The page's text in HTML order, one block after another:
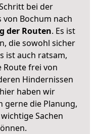
bei der
Bochum nach
der Routen. Es ist
die sowohl sicher
ist auch ratsam,
Route frei von
Hindernissen
haben wir
gerne die Planung,
Sachen